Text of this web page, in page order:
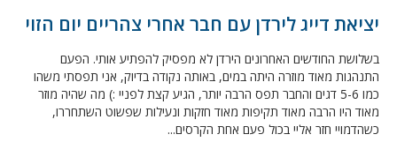
יציאת דייג לירדן עם חבר אחרי צהריים יום הזוי
בשלושת החודשים האחרונים הירדן לא מפסיק להפתיע אותי. הפעם
התנהגות מאוד מוזרה היתה במים, באותה נקודה בדיוק, אני תפסתי משהו
כמו 5-6 דגים והחבר תפס הרבה יותר, הגיע קצת לפניי :) מה שהיה מוזר
מאוד היו הרבה מאוד תקיפות מאוד חזקות ונעילות שפשוט השתחררו,
כשהדמויי חזר אליי בכול פעם אחת הקרסים...